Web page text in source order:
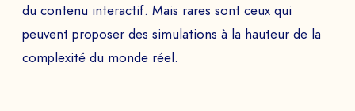
du contenu interactif. Mais rares sont ceux qui
peuvent proposer des simulations à la hauteur de la
complexité du monde réel.